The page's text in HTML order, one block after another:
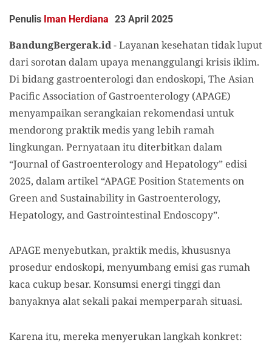
Penulis Iman Herdiana 23 April 2025
BandungBergerak.id-Layanan kesehatan tidak luput
dari sorotan dalam upaya menanggulangi krisis iklim.
Di bidang gastroenterologi dan endoskopi, The Asian
Pacific Association of Gastroenterology (APAGE)
menyampaikan serangkaian rekomendasi untuk
mendorong praktik medis yang lebih ramah
lingkungan. Pernyataan itu diterbitkan dalam
“Journal of Gastroenterology and Hepatology” edisi
2025, dalam artikel “APAGE Position Statements on
Green and Sustainability in Gastroenterology,
Hepatology, and Gastrointestinal Endoscopy”.
APAGE menyebutkan, praktik medis, khususnya
prosedur endoskopi, menyumbang emisi gas rumah
kaca cukup besar. Konsumsi energi tinggi dan
banyaknya alat sekali pakai memperparah situasi.
Karena itu, mereka menyerukan langkah konkret: